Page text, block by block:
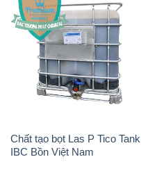
Chất tạo bọt Las P Tico Tank
IBC Bồn Việt Nam